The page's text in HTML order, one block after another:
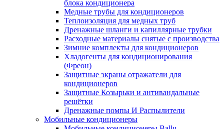
блока кондиционера
Медные трубы для кондиционеров
Теплоизоляция для медных труб
Дренажные шланги и капиллярные трубки
Расходные материалы снятые с производства
Зимние комплекты для кондиционеров
Хладогенты для кондиционирования
(Фреон)
Защитные экраны отражатели для
кондиционеров
Защитные Козырьки и антивандальные
решётки
Дренажные помпы И Распылители
Мобильные кондиционеры